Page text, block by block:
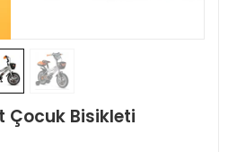
Çocuk Bisikleti